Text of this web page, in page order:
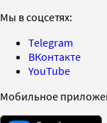
Мы в соцсетях:
Telegram
ВКонтакте
YouTube
Мобильное